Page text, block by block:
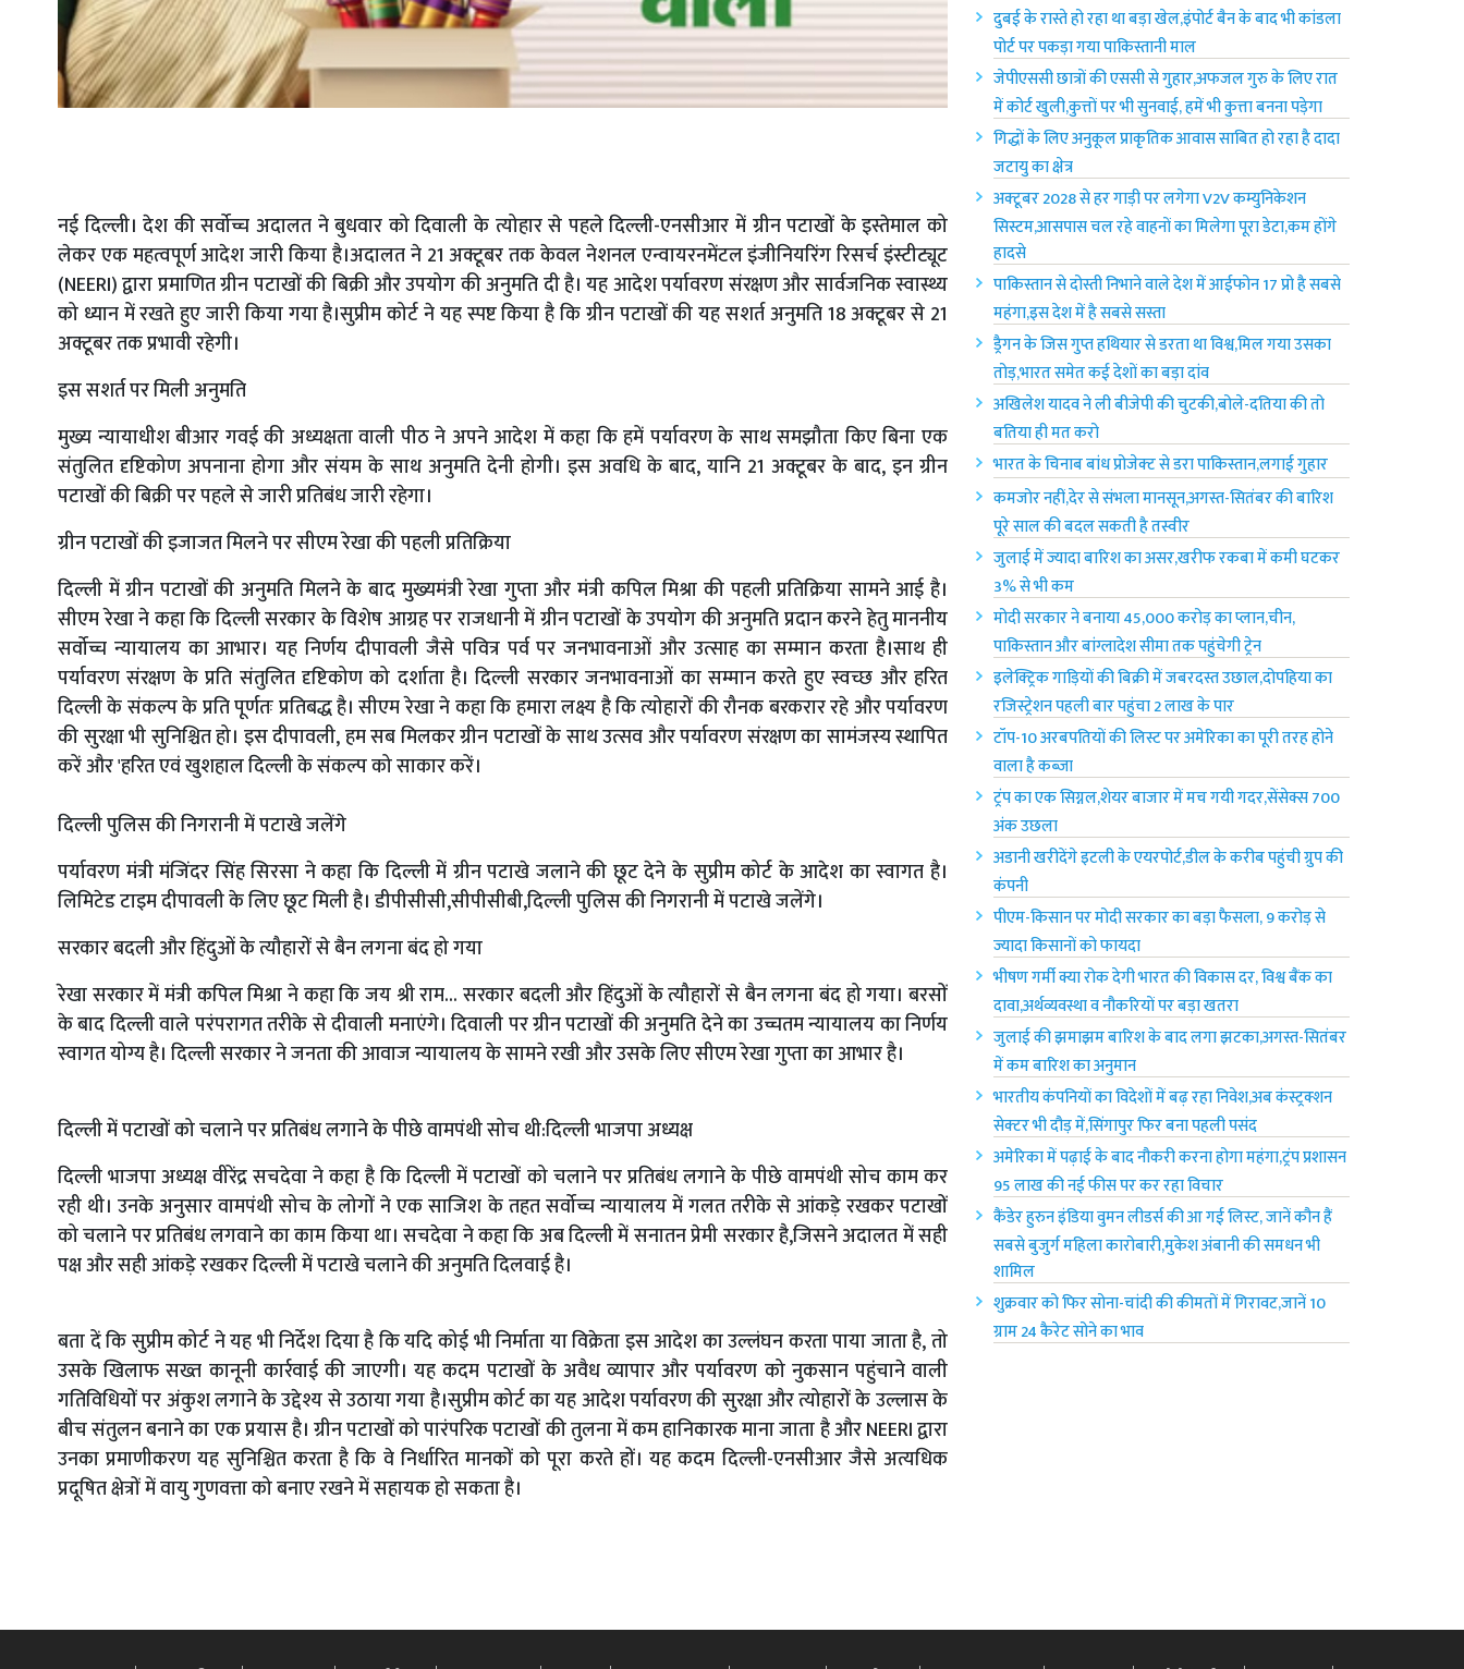
न‌ई दिल्ली। देश की सर्वोच्च अदालत ने बुधवार को दिवाली के त्योहार से पहले दिल्ली-एनसीआर में ग्रीन पटाखों के इस्तेमाल को
लेकर एक महत्वपूर्ण आदेश जारी किया है।अदालत ने 21 अक्टूबर तक केवल नेशनल एन्वायरनमेंटल इंजीनियरिंग रिसर्च इंस्टीट्यूट
(NEERI) द्वारा प्रमाणित ग्रीन पटाखों की बिक्री और उपयोग की अनुमति दी है। यह आदेश पर्यावरण संरक्षण और सार्वजनिक स्वास्थ्य
को ध्यान में रखते हुए जारी किया गया है।सुप्रीम कोर्ट ने यह स्पष्ट किया है कि ग्रीन पटाखों की यह सशर्त अनुमति 18 अक्टूबर से 21
अक्टूबर तक प्रभावी रहेगी।
इस सशर्त पर मिली अनुमति
मुख्य न्यायाधीश बीआर गवई की अध्यक्षता वाली पीठ ने अपने आदेश में कहा कि हमें पर्यावरण के साथ समझौता किए बिना एक
संतुलित दृष्टिकोण अपनाना होगा और संयम के साथ अनुमति देनी होगी। इस अवधि के बाद, यानि 21 अक्टूबर के बाद, इन ग्रीन
पटाखों की बिक्री पर पहले से जारी प्रतिबंध जारी रहेगा।
ग्रीन पटाखों की इजाजत मिलने पर सीएम रेखा की पहली प्रतिक्रिया
दिल्ली में ग्रीन पटाखों की अनुमति मिलने के बाद मुख्यमंत्री रेखा गुप्ता और मंत्री कपिल मिश्रा की पहली प्रतिक्रिया सामने आई है।
सीएम रेखा ने कहा कि दिल्ली सरकार के विशेष आग्रह पर राजधानी में ग्रीन पटाखों के उपयोग की अनुमति प्रदान करने हेतु माननीय
सर्वोच्च न्यायालय का आभार। यह निर्णय दीपावली जैसे पवित्र पर्व पर जनभावनाओं और उत्साह का सम्मान करता है।साथ ही
पर्यावरण संरक्षण के प्रति संतुलित दृष्टिकोण को दर्शाता है। दिल्ली सरकार जनभावनाओं का सम्मान करते हुए स्वच्छ और हरित
दिल्ली के संकल्प के प्रति पूर्णतः प्रतिबद्ध है। सीएम रेखा ने कहा कि हमारा लक्ष्य है कि त्योहारों की रौनक बरकरार रहे और पर्यावरण
की सुरक्षा भी सुनिश्चित हो। इस दीपावली, हम सब मिलकर ग्रीन पटाखों के साथ उत्सव और पर्यावरण संरक्षण का सामंजस्य स्थापित
करें और 'हरित एवं खुशहाल दिल्ली के संकल्प को साकार करें।
दिल्ली पुलिस की निगरानी में पटाखे जलेंगे
पर्यावरण मंत्री मंजिंदर सिंह सिरसा ने कहा कि दिल्ली में ग्रीन पटाखे जलाने की छूट देने के सुप्रीम कोर्ट के आदेश का स्वागत है।
लिमिटेड टाइम दीपावली के लिए छूट मिली है। डीपीसीसी,सीपीसीबी,दिल्ली पुलिस की निगरानी में पटाखे जलेंगे।
सरकार बदली और हिंदुओं के त्यौहारों से बैन लगना बंद हो गया
रेखा सरकार में मंत्री कपिल मिश्रा ने कहा कि जय श्री राम... सरकार बदली और हिंदुओं के त्यौहारों से बैन लगना बंद हो गया। बरसों
के बाद दिल्ली वाले परंपरागत तरीके से दीवाली मनाएंगे। दिवाली पर ग्रीन पटाखों की अनुमति देने का उच्चतम न्यायालय का निर्णय
स्वागत योग्य है। दिल्ली सरकार ने जनता की आवाज न्यायालय के सामने रखी और उसके लिए सीएम रेखा गुप्ता का आभार है।
दिल्ली में पटाखों को चलाने पर प्रतिबंध लगाने के पीछे वामपंथी सोच थी:दिल्ली भाजपा अध्यक्ष
दिल्ली भाजपा अध्यक्ष वीरेंद्र सचदेवा ने कहा है कि दिल्ली में पटाखों को चलाने पर प्रतिबंध लगाने के पीछे वामपंथी सोच काम कर
रही थी। उनके अनुसार वामपंथी सोच के लोगों ने एक साजिश के तहत सर्वोच्च न्यायालय में गलत तरीके से आंकड़े रखकर पटाखों
को चलाने पर प्रतिबंध लगवाने का काम किया था। सचदेवा ने कहा कि अब दिल्ली में सनातन प्रेमी सरकार है,जिसने अदालत में सही
पक्ष और सही आंकड़े रखकर दिल्ली में पटाखे चलाने की अनुमति दिलवाई है।
बता दें कि सुप्रीम कोर्ट ने यह भी निर्देश दिया है कि यदि कोई भी निर्माता या विक्रेता इस आदेश का उल्लंघन करता पाया जाता है, तो
उसके खिलाफ सख्त कानूनी कार्रवाई की जाएगी। यह कदम पटाखों के अवैध व्यापार और पर्यावरण को नुकसान पहुंचाने वाली
गतिविधियों पर अंकुश लगाने के उद्देश्य से उठाया गया है।सुप्रीम कोर्ट का यह आदेश पर्यावरण की सुरक्षा और त्योहारों के उल्लास के
बीच संतुलन बनाने का एक प्रयास है। ग्रीन पटाखों को पारंपरिक पटाखों की तुलना में कम हानिकारक माना जाता है और NEERI द्वारा
उनका प्रमाणीकरण यह सुनिश्चित करता है कि वे निर्धारित मानकों को पूरा करते हों। यह कदम दिल्ली-एनसीआर जैसे अत्यधिक
प्रदूषित क्षेत्रों में वायु गुणवत्ता को बनाए रखने में सहायक हो सकता है।
दुबई के रास्ते हो रहा था बड़ा खेल,इंपोर्ट बैन के बाद भी कांडला
पोर्ट पर पकड़ा गया पाकिस्तानी माल
जेपीएससी छात्रों की एससी से गुहार,अफजल गुरु के लिए रात
में कोर्ट खुली,कुत्तों पर भी सुनवाई, हमें भी कुत्ता बनना पड़ेगा
गिद्धों के लिए अनुकूल प्राकृतिक आवास साबित हो रहा है दादा
जटायु का क्षेत्र
अक्टूबर 2028 से हर गाड़ी पर लगेगा V2V कम्युनिकेशन
सिस्टम,आसपास चल रहे वाहनों का मिलेगा पूरा डेटा,कम होंगे
हादसे
पाकिस्तान से दोस्ती निभाने वाले देश में आईफोन 17 प्रो है सबसे
महंगा,इस देश में है सबसे सस्ता
ड्रैगन के जिस गुप्त हथियार से डरता था विश्व,मिल गया उसका
तोड़,भारत समेत कई देशों का बड़ा दांव
अखिलेश यादव ने ली बीजेपी की चुटकी,बोले-दतिया की तो
बतिया ही मत करो
भारत के चिनाब बांध प्रोजेक्ट से डरा पाकिस्तान,लगाई गुहार
कमजोर नहीं,देर से संभला मानसून,अगस्त-सितंबर की बारिश
पूरे साल की बदल सकती है तस्वीर
जुलाई में ज्यादा बारिश का असर,खरीफ रकबा में कमी घटकर
3% से भी कम
मोदी सरकार ने बनाया 45,000 करोड़ का प्लान,चीन,
पाकिस्तान और बांग्लादेश सीमा तक पहुंचेगी ट्रेन
इलेक्ट्रिक गाड़ियों की बिक्री में जबरदस्त उछाल,दोपहिया का
रजिस्ट्रेशन पहली बार पहुंचा 2 लाख के पार
टॉप-10 अरबपतियों की लिस्ट पर अमेरिका‌ का पूरी तरह होने
वाला है कब्जा
ट्रंप का एक सिग्नल,शेयर बाजार में मच गयी गदर,सेंसेक्स 700
अंक उछला
अडानी खरीदेंगे इटली के एयरपोर्ट,डील के करीब पहुंची ग्रुप की
कंपनी
पीएम-किसान पर मोदी सरकार का बड़ा फैसला, 9 करोड़ से
ज्यादा किसानों को फायदा
भीषण गर्मी क्या रोक देगी भारत की विकास दर, विश्व बैंक का
दावा,अर्थव्यवस्था व नौकरियों पर बड़ा खतरा
जुलाई की झमाझम बारिश के बाद लगा झटका,अगस्त-सितंबर
में कम बारिश का अनुमान
भारतीय कंपनियों का विदेशों में बढ़ रहा निवेश,अब कंस्ट्रक्शन
सेक्टर भी दौड़ में,सिंगापुर फिर बना पहली पसंद
अमेरिका में पढ़ाई के बाद नौकरी करना होगा महंगा,ट्रंप प्रशासन
95 लाख की नई फीस पर कर रहा विचार
कैंडेर हुरुन इंडिया वुमन लीडर्स की आ गई लिस्ट, जानें कौन हैं
सबसे बुजुर्ग महिला कारोबारी,मुकेश अंबानी की समधन भी
शामिल
शुक्रवार को फिर सोना-चांदी की कीमतों में गिरावट,जानें 10
ग्राम 24 कैरेट सोने का भाव